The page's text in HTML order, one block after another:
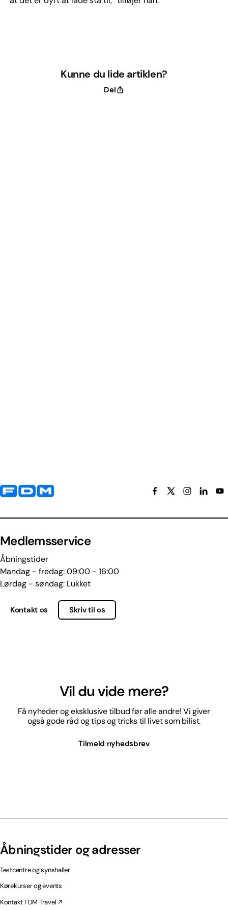
Kunne du lide artiklen?
Del
Yderligere information og kontaktoplysninger
Medlemsservice
Åbningstider
Mandag - fredag: 09:00 - 16:00
Lørdag - søndag: Lukket
Kontakt os Skriv til os
Vil du vide mere?
Få nyheder og eksklusive tilbud før alle andre! Vi giver
også gode råd og tips og tricks til livet som bilist.
Tilmeld nyhedsbrev
Åbningstider og adresser
Testcentre og synshaller
Kørekurser og events
Kontakt FDM Travel